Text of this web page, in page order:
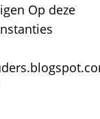
Op deze